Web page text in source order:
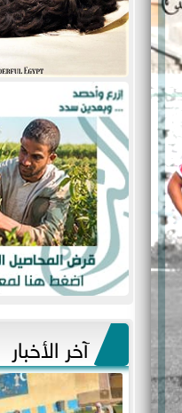
آخر الأخبار